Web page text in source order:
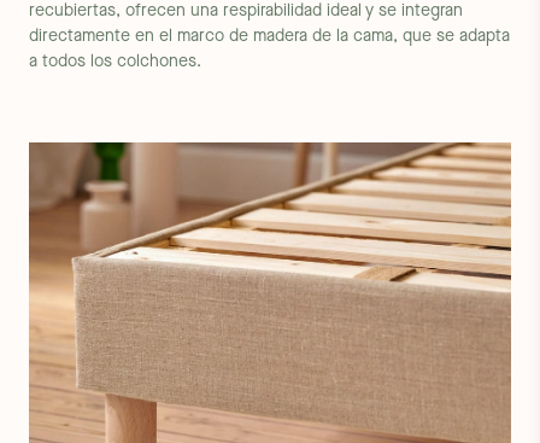
recubiertas, ofrecen una respirabilidad ideal y se integran
directamente en el marco de madera de la cama, que se adapta
a todos los colchones.